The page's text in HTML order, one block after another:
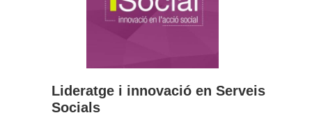
Lideratge i innovació en Serveis
Socials